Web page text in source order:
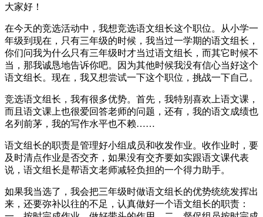
大家好！
在今天的竞选活动中，我想竞选语文组长这个职位。从小学一
年级到现在，只有三年级的时候，我当过一学期的语文组长，
你们问我为什么只有三年级时才当过语文组长，而其它时候不
当，那我诚恳地告诉你吧。因为其他时候我没有信心当好这个
语文组长。现在，我又想尝试一下这个职位，挑战一下自己。
竞选语文组长，我有很多优势。首先，我特别喜欢上语文课，
而且语文课上也很爱回答老师的问题，还有，我的语文成绩也
名列前茅，我的写作水平也不赖……
语文组长的职责是管理好小组成员和收发作业。收作业时，要
及时清点作业是否交齐，如果没有交齐要如实跟语文课代表
说，语文组长是帮语文老师减轻负担的一个得力助手。
如果我当选了，我会把三年级时做语文组长的优势统统发挥出
来，还要弥补以往的不足，认真做好一个语文组长的职责：